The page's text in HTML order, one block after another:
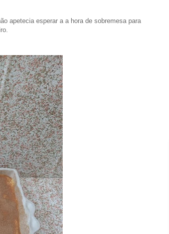
apetecia esperar a a hora de sobremesa para